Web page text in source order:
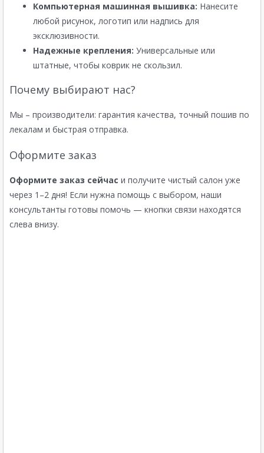
Компьютерная машинная вышивка: Нанесите
любой рисунок, логотип или надпись для
эксклюзивности.
Надежные крепления: Универсальные или
штатные, чтобы коврик не скользил.
Почему выбирают нас?
Мы – производители: гарантия качества, точный пошив по
лекалам и быстрая отправка.
Оформите заказ
Оформите заказ сейчас и получите чистый салон уже
через 1–2 дня! Если нужна помощь с выбором, наши
консультанты готовы помочь — кнопки связи находятся
слева внизу.